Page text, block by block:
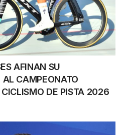
AFINAN SU
AL CAMPEONATO
DE PISTA 2026